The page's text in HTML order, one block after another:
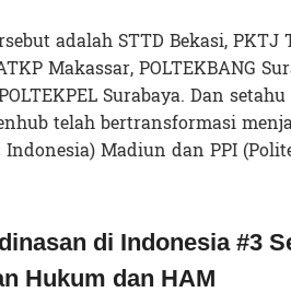
adalah STTD Bekasi,
Makassar, POLTEKBANG
Surabaya. Dan
telah bertransformasi
Indonesia) Madiun dan PPI
di Indonesia #3
Hukum dan HAM